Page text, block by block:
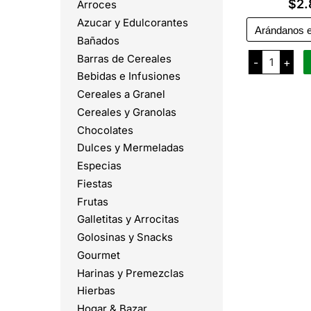
$
-
Allygurt
Yogur
x
+
Arroces
Azucar y Edulcorantes
Bañados
Barras de Cereales
Bebidas e Infusiones
Cereales a Granel
Cereales y Granolas
Chocolates
Dulces y Mermeladas
Especias
Fiestas
Frutas
Galletitas y Arrocitas
Golosinas y Snacks
Gourmet
Harinas y Premezclas
Hierbas